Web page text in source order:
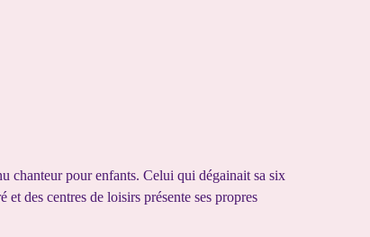
chanteur pour enfants. Celui qui dégainait sa six
des centres de loisirs présente ses propres